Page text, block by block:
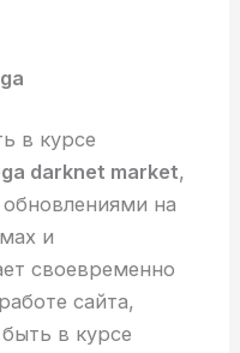
в курсе
darknet market,
на
и
своевременно
сайта,
в курсе